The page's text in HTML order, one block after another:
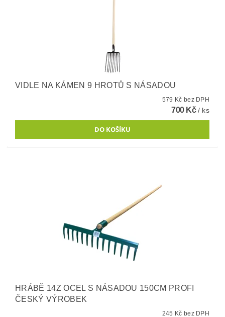
VIDLE NA KÁMEN 9 HROTŮ S NÁSADOU
579 Kč bez DPH
700 Kč/ ks
HRÁBĚ 14Z OCEL S NÁSADOU 150CM PROFI
ČESKÝ VÝROBEK
245 Kč bez DPH